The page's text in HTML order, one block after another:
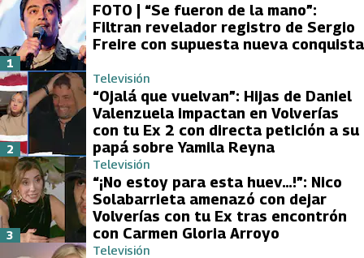
FOTO | “Se fueron de la mano”:
Filtran revelador registro de Sergio
Freire con supuesta nueva conquista
1
Televisión
“Ojalá que vuelvan”: Hijas de Daniel
Valenzuela impactan en Volverías
con tu Ex 2 con directa petición a su
papá sobre Yamila Reyna
2
Televisión
“¡No estoy para esta huev…!”: Nico
Solabarrieta amenazó con dejar
Volverías con tu Ex tras encontrón
con Carmen Gloria Arroyo
3
Televisión